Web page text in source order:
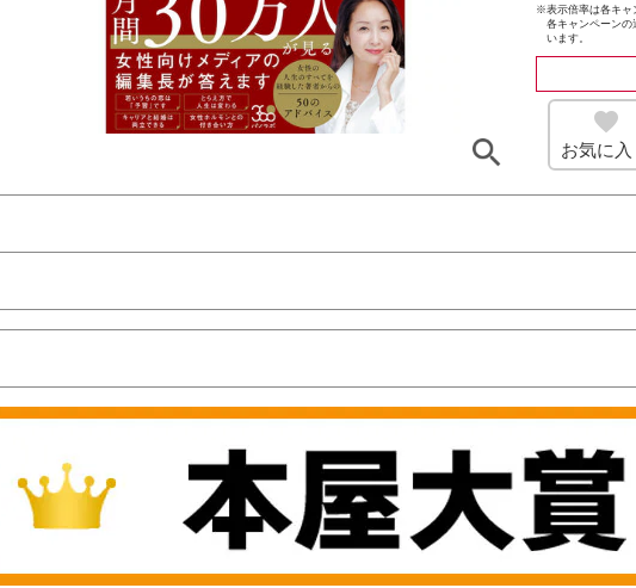
※表示倍率は各キャ
各キャンペーンの
います。
お気に入